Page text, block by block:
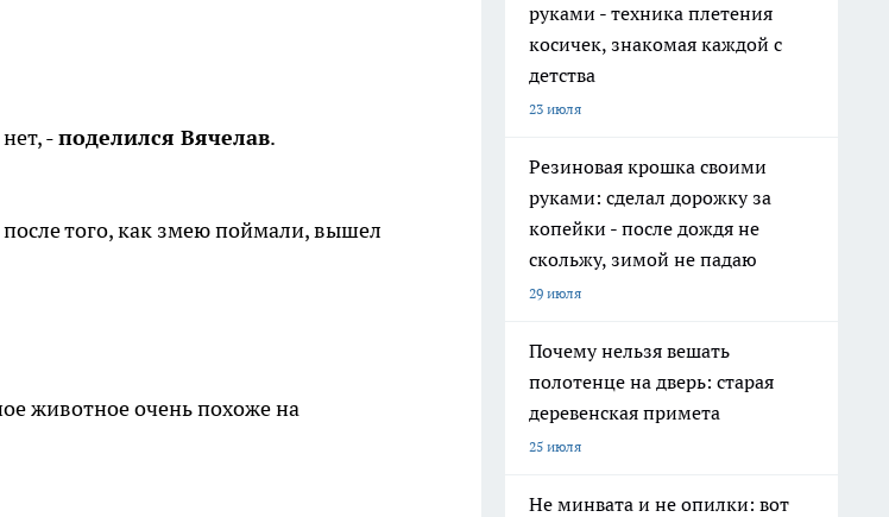
-поделился Вячелав.
после того, как змею поймали, вышел
животное очень похоже на
руками - техника плетения
косичек, знакомая каждой с
детства
23 июля
Резиновая крошка своими
руками: сделал дорожку за
копейки - после дождя не
скольжу, зимой не падаю
29 июля
Почему нельзя вешать
полотенце на дверь: старая
деревенская примета
25 июля
Не минвата и не опилки: вот